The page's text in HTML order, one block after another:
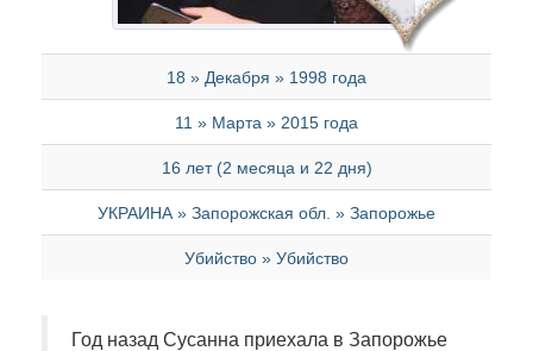
18 » Декабря » 1998 года
11 » Марта » 2015 года
16 лет (2 месяца и 22 дня)
УКРАИНА » Запорожская обл. » Запорожье
Убийство » Убийство
Год назад Сусанна приехала в Запорожье